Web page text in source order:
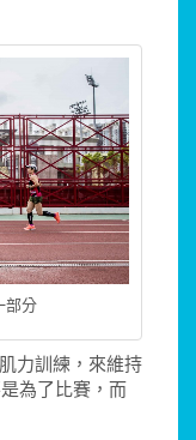
部分
力訓練，來維持
為了比賽，而